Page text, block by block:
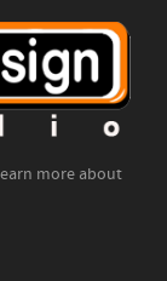
more about